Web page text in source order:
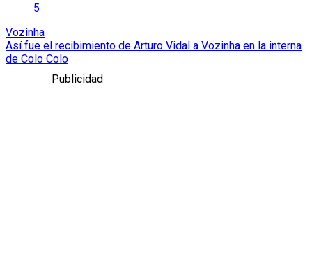
5
Vozinha
Así fue el recibimiento de Arturo Vidal a Vozinha en la interna
de Colo Colo
Publicidad